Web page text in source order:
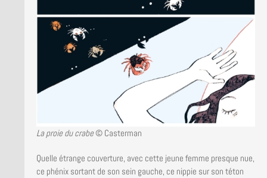
La proie du crabe© Casterman
Quelle étrange couverture, avec cette jeune femme presque nue,
ce phénix sortant de son sein gauche, ce nippie sur son téton